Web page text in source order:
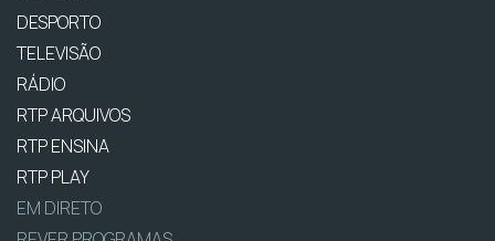
DESPORTO
TELEVISÃO
RÁDIO
RTP ARQUIVOS
RTP ENSINA
RTP PLAY
EM DIRETO